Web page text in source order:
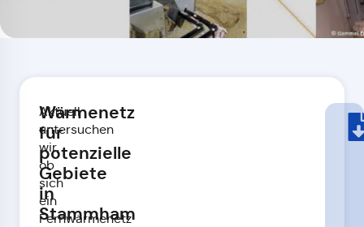
Wärmenetz
für
potenzielle
Gebiete
in
Stammham
Aktuell
untersuchen
wir,
ob
sich
ein
Fernwärmenetz